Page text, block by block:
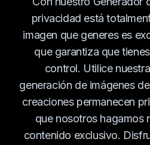
privacidad está
imagen que generes es
que garantiza que
control. Utilice
generación de imágenes
creaciones permanecen
que nosotros hagamos
contenido exclusivo.